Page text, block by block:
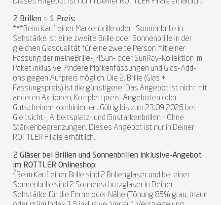
2 Brillen = 1 Preis:
***Beim Kauf einer Markenbrille oder -Sonnenbrille in
Sehstärke ist eine zweite Brille oder Sonnenbrille in der
gleichen Glasqualität für eine zweite Person mit einer
Fassung der meineBrille-, 4Sun- oder SunRay-Kollektion im
Paket inklusive. Andere Markenfassungen und Glas-Add-
ons gegen Aufpreis möglich. Die 2. Brille (Glas +
Fassungspreis) ist die günstigere. Das Angebot ist nicht mit
anderen Aktionen, Komplettpreis-Angeboten oder
Gutscheinen kombinierbar. Gültig bis zum 23.09.2026 bei
Gleitsicht-, Arbeitsplatz- und Einstärkenbrillen - Ohne
Stärkenbegrenzungen. Dieses Angebot ist nur in Deiner
ROTTLER Filiale erhältlich.
2 Gläser bei Brillen und Sonnenbrillen inklusive-Angebot
im ROTTLER Onlineshop:
2 Beim Kauf einer Brille sind 2 Brillengläser und bei einer
Sonnenbrille sind 2 Sonnenschutzgläser in Deiner
Sehstärke für die Ferne oder Nähe (Tönung 85% grau, braun